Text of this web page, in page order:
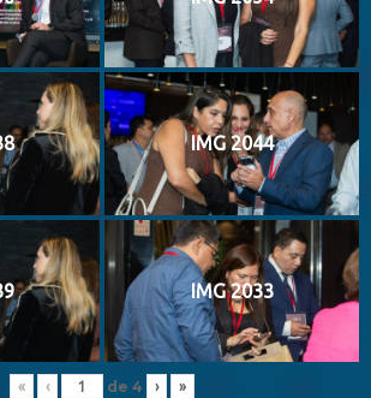
IMG 2044
IMG 2033
« ‹ de 4 › »